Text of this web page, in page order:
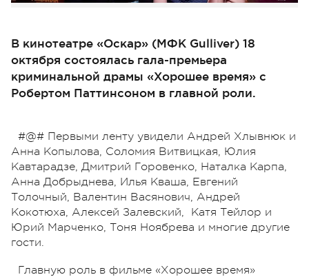
В кинотеатре «Оскар» (МФК Gulliver) 18
октября состоялась гала-премьера
криминальной драмы «Хорошее время» c
Робертом Паттинсоном в главной роли.
#@# Первыми ленту увидели Андрей Хлывнюк и
Анна Копылова, Соломия Витвицкая, Юлия
Кавтарадзе, Дмитрий Горовенко, Наталка Карпа,
Анна Добрыднева, Илья Кваша, Евгений
Толочный, Валентин Васянович, Андрей
Кокотюха, Алексей Залевский, Катя Тейлор и
Юрий Марченко, Тоня Ноябрева и многие другие
гости.
Главную роль в фильме «Хорошее время»